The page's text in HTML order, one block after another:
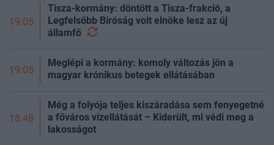
19:05
Tisza-kormány: döntött a Tisza-frakció, a
Legfelsőbb Bíróság volt elnöke lesz az új
államfő
19:05
Meglépi a kormány: komoly változás jön a
magyar krónikus betegek ellátásában
18:48
Még a folyója teljes kiszáradása sem fenyegetné
a főváros vízellátását – Kiderült, mi védi meg a
lakosságot